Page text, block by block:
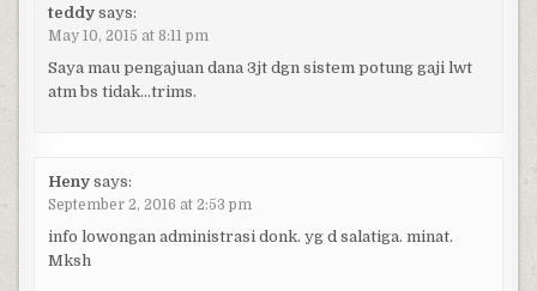
teddy says:
May 10, 2015 at 8:11 pm
Saya mau pengajuan dana 3jt dgn sistem potung gaji lwt
atm bs tidak…trims.
Heny says:
September 2, 2016 at 2:53 pm
info lowongan administrasi donk. yg d salatiga. minat.
Mksh